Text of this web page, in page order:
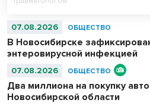
07.08.2026 ОБЩЕСТВО
В Новосибирске
энтеровирусной инфекцией
07.08.2026 ОБЩЕСТВО
Два миллиона на покупку
Новосибирской области